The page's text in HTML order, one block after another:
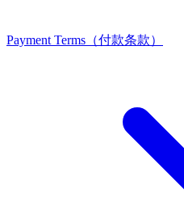
Payment Terms（付款条款）